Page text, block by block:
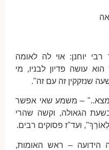
יוחנן: אוי לה לאומה
עושה פדיון לבניו, מי
שנזקקין זה עם זה".
– משמע שאי אפשר
הגאולה, וקשה שהרי
ועד"ז פסוקים רבים.
הידועה – ראש האומות,